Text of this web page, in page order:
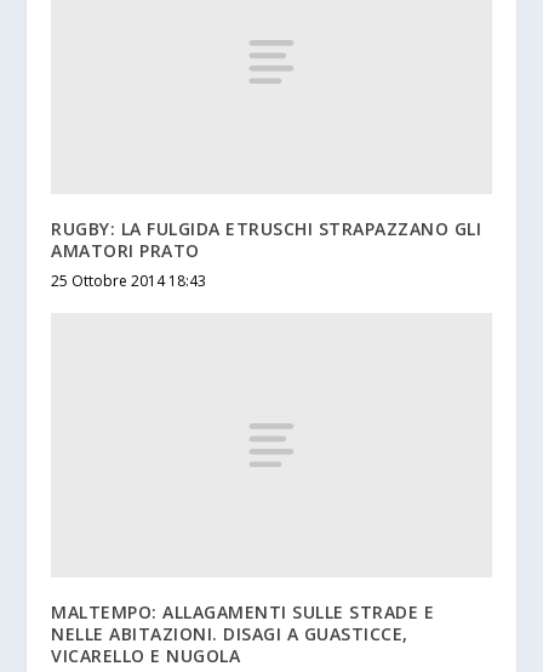
RUGBY: LA FULGIDA ETRUSCHI STRAPAZZANO GLI
AMATORI PRATO
25 Ottobre 2014 18:43
MALTEMPO: ALLAGAMENTI SULLE STRADE E
NELLE ABITAZIONI. DISAGI A GUASTICCE,
VICARELLO E NUGOLA